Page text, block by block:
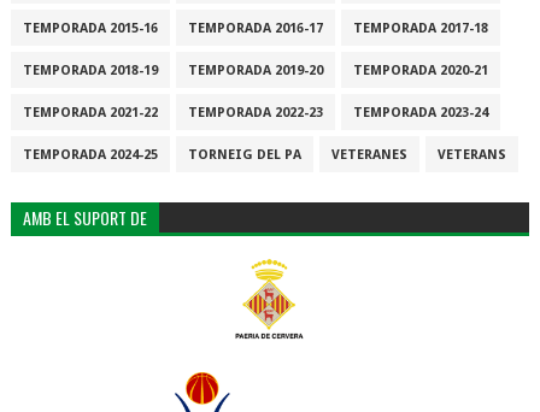
TEMPORADA 2015-16 TEMPORADA 2016-17 TEMPORADA 2017-18
TEMPORADA 2018-19 TEMPORADA 2019-20 TEMPORADA 2020-21
TEMPORADA 2021-22 TEMPORADA 2022-23 TEMPORADA 2023-24
TEMPORADA 2024-25 TORNEIG DEL PA VETERANES VETERANS
AMB EL SUPORT DE